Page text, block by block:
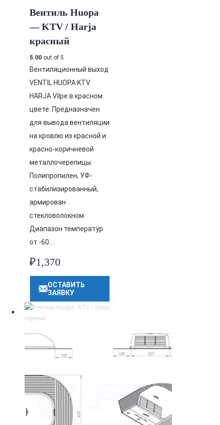
Вентиль Huopa
— KTV / Harja
красный
5.00 out of 5
Вентиляционный выход
VENTIL HUOPA KTV
HARJA Vilpe в красном
цвете. Предназначен
для вывода вентиляции
на кровлю из красной и
красно-коричневой
металлочерепицы.
Полипропилен, УФ-
стабилизированный,
армирован
стекловолокном.
Диапазон температур
от -60…
₽1,370
ОСТАВИТЬ
ЗАЯВКУ